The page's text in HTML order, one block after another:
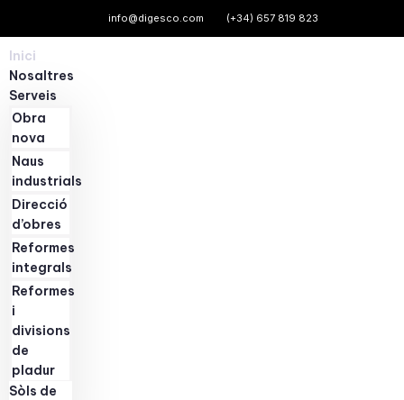
Omet
contingut
info@digesco.com (+34) 657 819 823
Inici
Nosaltres
Serveis
Obra
nova
Naus
industrials
Direcció
d’obres
Reformes
integrals
Reformes
i
divisions
de
pladur
Sòls de